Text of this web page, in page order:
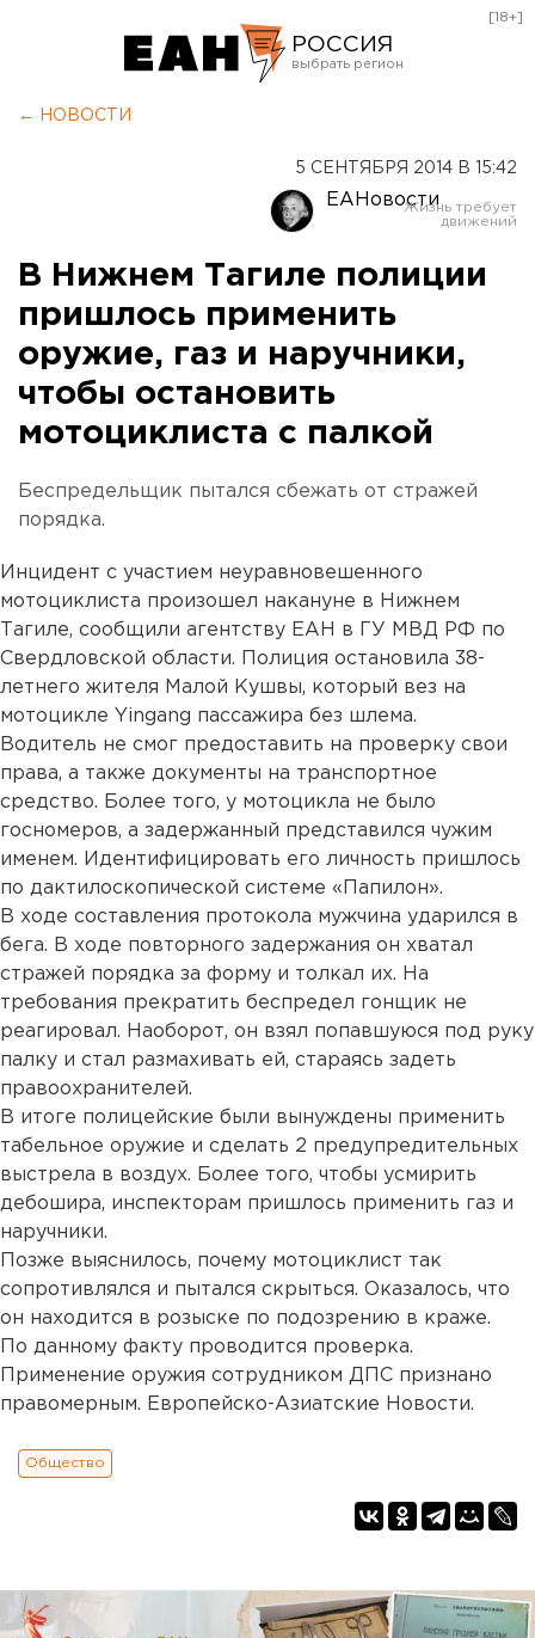
РОССИЯ
Оренбург
[18+]
← НОВОСТИ
5 СЕНТЯБРЯ 2014 В 15:42
ЕАНовости
В Нижнем Тагиле полиции
пришлось применить
оружие, газ и наручники,
чтобы остановить
мотоциклиста с палкой
Беспредельщик пытался сбежать от стражей
порядка.
Инцидент с участием неуравновешенного
мотоциклиста произошел накануне в Нижнем
Тагиле, сообщили агентству ЕАН в ГУ МВД РФ по
Свердловской области. Полиция остановила 38-
летнего жителя Малой Кушвы, который вез на
мотоцикле Yingang пассажира без шлема.
Водитель не смог предоставить на проверку свои
права, а также документы на транспортное
средство. Более того, у мотоцикла не было
госномеров, а задержанный представился чужим
именем. Идентифицировать его личность пришлось
по дактилоскопической системе «Папилон».
В ходе составления протокола мужчина ударился в
бега. В ходе повторного задержания он хватал
стражей порядка за форму и толкал их. На
требования прекратить беспредел гонщик не
реагировал. Наоборот, он взял попавшуюся под руку
палку и стал размахивать ей, стараясь задеть
правоохранителей.
В итоге полицейские были вынуждены применить
табельное оружие и сделать 2 предупредительных
выстрела в воздух. Более того, чтобы усмирить
дебошира, инспекторам пришлось применить газ и
наручники.
Позже выяснилось, почему мотоциклист так
сопротивлялся и пытался скрыться. Оказалось, что
он находится в розыске по подозрению в краже.
По данному факту проводится проверка.
Применение оружия сотрудником ДПС признано
правомерным. Европейско-Азиатские Новости.
Общество